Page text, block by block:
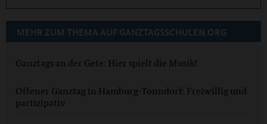
MEHR ZUM THEMA AUF GANZTAGSSCHULEN.ORG
Ganztags an der Gete: Hier spielt die Musik!
Offener Ganztag in Hamburg-Tonndorf: Freiwillig und
partizipativ